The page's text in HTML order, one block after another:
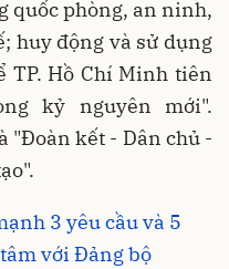
quốc phòng, an ninh,
huy động và sử dụng
TP. Hồ Chí Minh tiên
kỷ nguyên mới".
"Đoàn kết - Dân chủ -
3 yêu cầu và 5
với Đảng bộ